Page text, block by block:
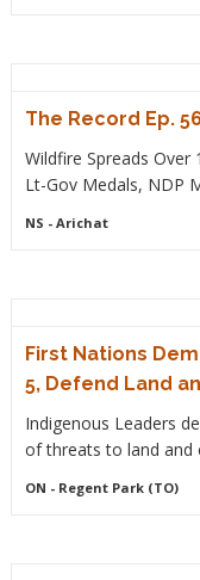
The Record Ep.
Wildfire Spreads Over
Lt-Gov Medals, NDP
NS - Arichat
First Nations
5, Defend Land
Indigenous Leaders
of threats to land and
ON - Regent Park (TO)